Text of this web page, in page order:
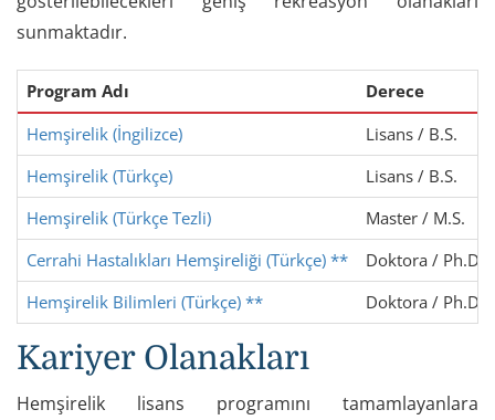
sunmaktadır.
Program Adı
Derece
Hemşirelik (İngilizce)
Lisans / B.S.
Hemşirelik (Türkçe)
Lisans / B.S.
Hemşirelik (Türkçe Tezli)
Master / M.S.
Cerrahi Hastalıkları Hemşireliği (Türkçe) **
Doktora / Ph.D.
Hemşirelik Bilimleri (Türkçe) **
Doktora / Ph.D.
Kariyer Olanakları
Hemşirelik lisans programını tamamlayanlara